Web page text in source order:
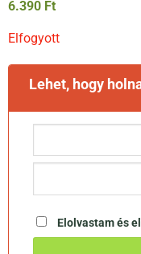
6.390 Ft
Elfogyott
Lehet, hogy
Elolvastam és